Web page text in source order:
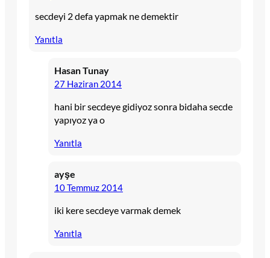
secdeyi 2 defa yapmak ne demektir
Yanıtla
Hasan Tunay
27 Haziran 2014
hani bir secdeye gidiyoz sonra bidaha secde
yapıyoz ya o
Yanıtla
ayşe
10 Temmuz 2014
iki kere secdeye varmak demek
Yanıtla